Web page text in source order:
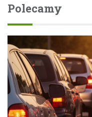
Polecamy